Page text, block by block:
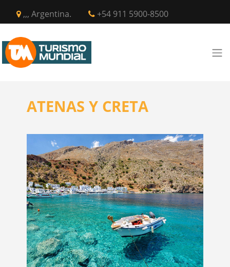
,,, Argentina. +54 911 5900-8500
ATENAS Y CRETA